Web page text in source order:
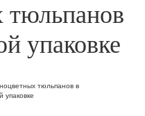
тюльпанов
упаковке